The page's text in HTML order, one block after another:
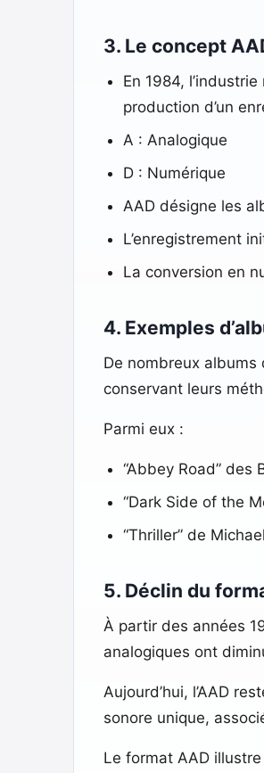
3. Le concept
En 1984,
production d’un
A : Analogique
D : Numérique
AAD désigne les
L’enregistrement
La conversion en
4. Exemples
De nombreux
conservant leurs
Parmi eux :
“Abbey Road” des
“Dark Side of the
“Thriller” de
5. Déclin du
À partir des années
analogiques ont
Aujourd’hui, l’AAD
sonore unique,
Le format AAD